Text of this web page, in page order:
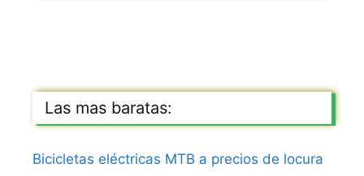
Las mas baratas:
Bicicletas eléctricas MTB a precios de locura